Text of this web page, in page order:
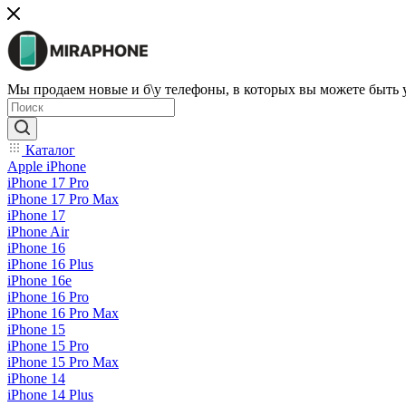
Мы продаем новые и б\у телефоны, в которых вы можете быть
Каталог
Apple iPhone
iPhone 17 Pro
iPhone 17 Pro Max
iPhone 17
iPhone Air
iPhone 16
iPhone 16 Plus
iPhone 16e
iPhone 16 Pro
iPhone 16 Pro Max
iPhone 15
iPhone 15 Pro
iPhone 15 Pro Max
iPhone 14
iPhone 14 Plus